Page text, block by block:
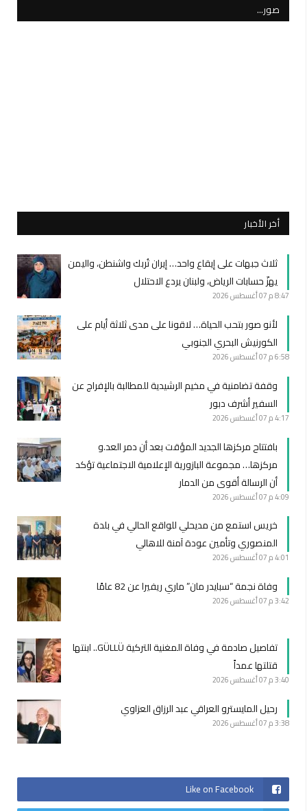
صور…
أخر الأخبار
ثلاث جبهات على إيقاع واحد… إيران تُربك واشنطن، واليمن
يهزّ حسابات الرياض، ولبنان يردع الاحتلال
8:47 م 07 أغسطس 2026
لأنو صور بتحب الحياة… لاقونا على مدى ثلاثة أيام على
الكورنيش البحري الجنوبي
6:58 م 07 أغسطس 2026
وقفة تضامنية في مخيم الرشيدية للمطالبة بالإفراج عن
السفير أشرف دبور
4:17 م 07 أغسطس 2026
بافتتاح مركزها الجديد المؤقت بعد أن دمر العد.و
مركزها… مجموعة البازورية الإعلامية الاجتماعية تؤكد
أن الرسالة أقوى من الدمار
4:09 م 07 أغسطس 2026
خريس استمع من مديحلي للواقع الحالي في بلدة
المنصوري وتأمين عودة آمنة للاهالي
4:01 م 07 أغسطس 2026
وفاة نجمة “سبايدر مان” ماري ريفيرا عن 82 عامًا
3:42 م 07 أغسطس 2026
تفاصيل صادمة في وفاة المغنية التركية GÜLLÜ.. ابنتها
قتلتها عمداً
3:40 م 07 أغسطس 2026
رحيل المايسترو العراقي عبد الرزاق العزاوي
3:38 م 07 أغسطس 2026
Like on Facebook